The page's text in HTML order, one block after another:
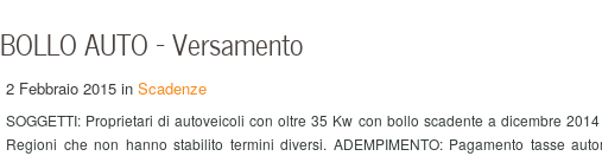
BOLLO AUTO – Versamento
2 Febbraio 2015 in Scadenze
SOGGETTI: Proprietari di autoveicoli con oltre 35 Kw con bollo scadente a dicembre
Regioni che non hanno stabilito termini diversi. ADEMPIMENTO: Pagamento tasse